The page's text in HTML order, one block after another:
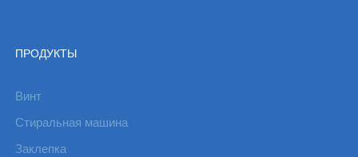
ПРОДУКТЫ
Винт
Стиральная машина
Заклепка